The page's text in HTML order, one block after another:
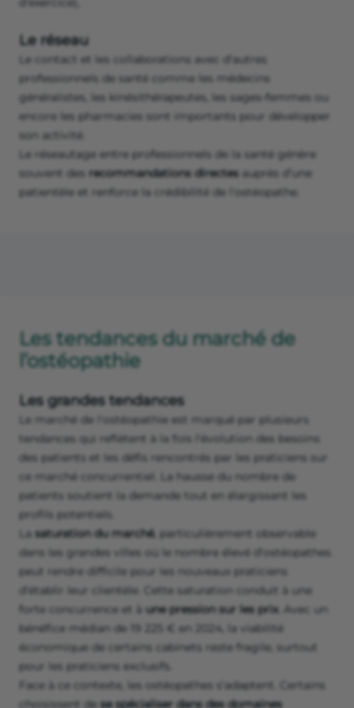
Le réseau
Le contact et les collaborations avec d'autres
professionnels de santé comme les médecins
généralistes, les kinésithérapeutes, les sages-femmes ou
encore les pharmacies sont importants pour développer
son activité.
Le réseautage entre professionnels de la santé génère
souvent des recommandations directes auprès d’une
patientèle et renforce la crédibilité de l'ostéopathe.
Les tendances du marché de
l’ostéopathie
Les grandes tendances
Le marché de l'ostéopathie est marqué par plusieurs
tendances qui reflètent à la fois l'évolution des besoins
des patients et les défis rencontrés par les praticiens sur
ce marché concurrentiel. La hausse du nombre de
patients soutient la demande tout en élargissant les
profils potentiels.
La saturation du marché, particulièrement observable
dans les grandes villes où le nombre élevé d'ostéopathes
peut rendre difficile pour les nouveaux praticiens
d'établir leur clientèle. Cette saturation conduit à une
forte concurrence et à une pression sur les prix. Avec un
bénéfice médian de 19 225 € en 2024, la viabilité
économique de certains cabinets reste fragile, surtout
pour les praticiens exclusifs.
Face à ce contexte, les ostéopathes s’adaptent. Certains
choisissent de se spécialiser dans des domaines